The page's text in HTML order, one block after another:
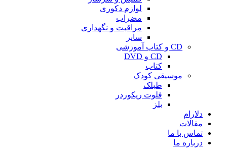
لوازم دکوری
مضراب
مراقبت و نگهداری
سایر
CD و کتاب آموزشی
CD و DVD
کتاب
موسیقی کودک
طبلک
فلوت ریکوردر
بلز
دلارام
مقالات
تماس با ما
درباره ما